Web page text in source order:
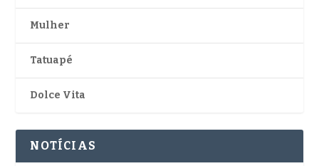
Mulher
Tatuapé
Dolce Vita
NOTÍCIAS